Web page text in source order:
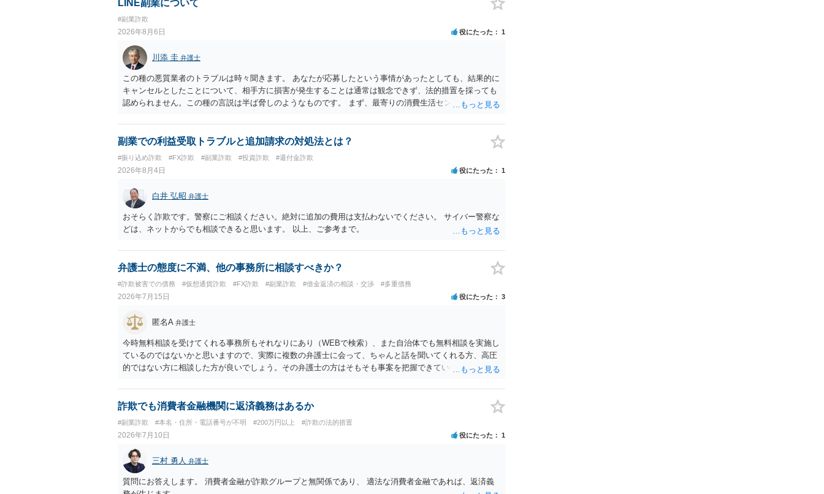
LINE副業について
#副業詐欺
2026年8月6日 役にたった 1
川添 圭 弁護士
この種の悪質業者のトラブルは時々聞きます。 あなたが応募したという事情があったとしても、結果的に
キャンセルとしたことについて、相手方に損害が発生することは通常は観念できず、法的措置を採っても
認められません。この種の言説は半ば脅しのようなものです。 まず、最寄りの消費生活センターへ相談
ば、弁護士へ依頼して警告してもらうことも必要になるかもしれません。
副業での利益受取トラブルと追加請求の対処法とは？
#振り込め詐欺 #FX詐欺 #副業詐欺 #投資詐欺 #還付金詐欺
2026年8月4日 役にたった 1
白井 弘昭 弁護士
おそらく詐欺です。警察にご相談ください。絶対に追加の費用は支払わないでください。 サイバー警察な
どは、ネットからでも相談できると思います。 以上、ご参考まで。
弁護士の態度に不満、他の事務所に相談すべきか？
#詐欺被害での債務 #仮想通貨詐欺 #FX詐欺 #副業詐欺 #借金返済の相談・交渉 #多重債務
2026年7月15日 役にたった 3
匿名A 弁護士
今時無料相談を受けてくれる事務所もそれなりにあり（WEBで検索）、また自治体でも無料相談を実施し
ているのではないかと思いますので、実際に複数の弁護士に会って、ちゃんと話を聞いてくれる方、高圧
的ではない方に相談した方が良いでしょう。その弁護士の方はそもそも事案を把握できていないようです
ます。ただ、仮想通貨詐欺の被害回復は現実的には難しいかもしれません。
詐欺でも消費者金融機関に返済義務はあるか
#副業詐欺 #本名・住所・電話番号が不明 #200万円以上 #詐欺の法的措置
2026年7月10日 役にたった 1
三村 勇人 弁護士
質問にお答えします。 消費者金融が詐欺グループと無関係であり、 適法な消費者金融であれば、返済義